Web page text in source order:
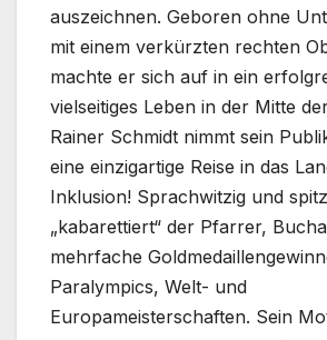
auszeichnen. Geboren ohne
mit einem verkürzten rechten
machte er sich auf in ein
vielseitiges Leben in der Mitte
Rainer Schmidt nimmt sein
eine einzigartige Reise in das
Inklusion! Sprachwitzig und
„kabarettiert“ der Pfarrer,
mehrfache
Paralympics, Welt- und
Europameisterschaften. Sein